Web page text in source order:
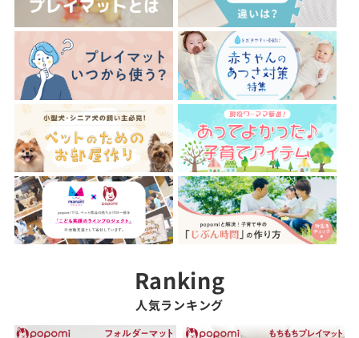
人気ランキング